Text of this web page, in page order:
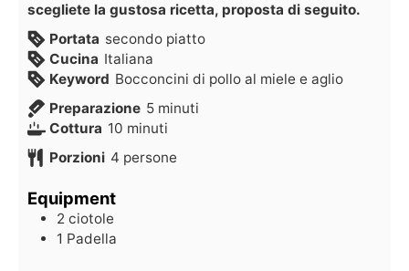
scegliete la gustosa ricetta, proposta di seguito.
Portata secondo piatto
Cucina Italiana
Keyword Bocconcini di pollo al miele e aglio
Preparazione 5 minuti
Cottura 10 minuti
Porzioni 4 persone
Equipment
2 ciotole
1 Padella